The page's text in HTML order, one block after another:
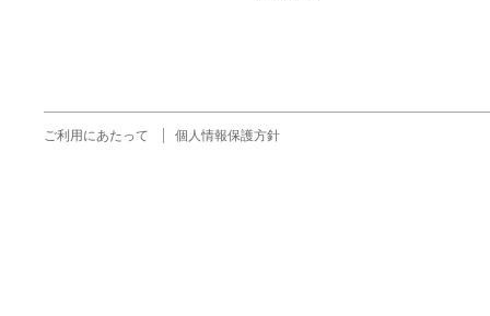
ご利用にあたって 個人情報保護方針